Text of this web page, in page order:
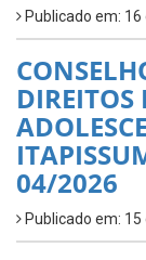
Publicado em:
04/2026
Publicado em: